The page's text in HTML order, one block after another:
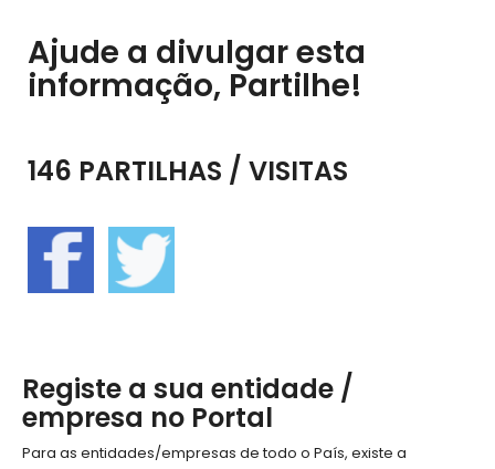
Ajude a divulgar esta
informação, Partilhe!
146 PARTILHAS / VISITAS
Registe a sua entidade /
empresa no Portal
Para as entidades/empresas de todo o País, existe a